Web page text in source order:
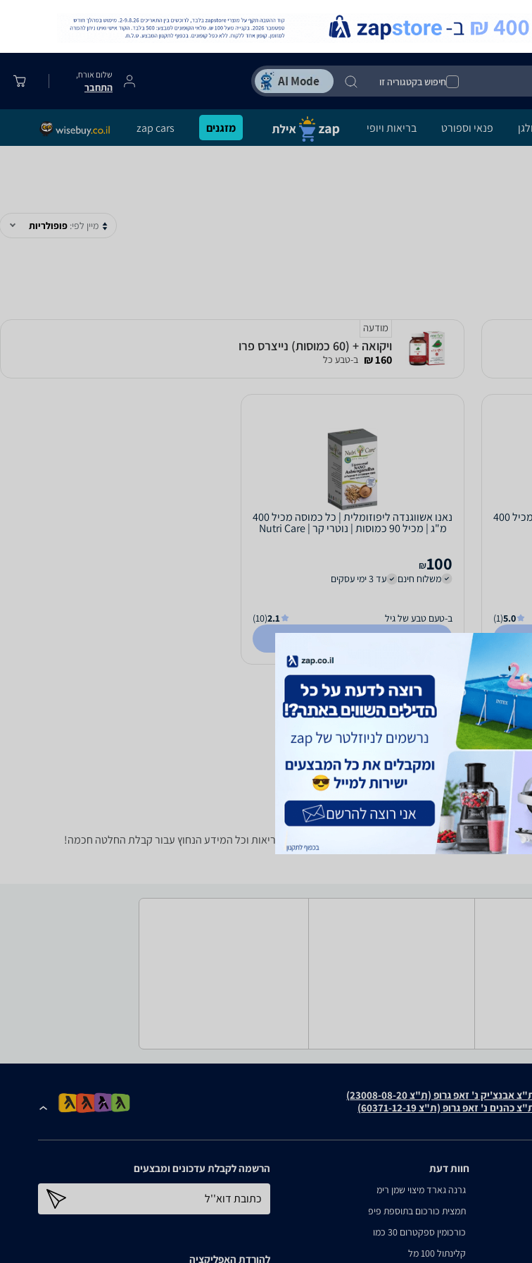
חיפוש בקטגוריה זו
שלום אורח,
התחבר
פנאי וספורט בריאות ויופי מזגנים zap cars
מיין לפי: פופולריות
מודעה
ויקואה + (60 כמוסות) נייצרס פרו
160 ₪ ב-טבע כל
נאנו אשווגנדה ליפוזומלית | כל כמוסה מכיל 400
5.0
(1)
נאנו אשווגנדה ליפוזומלית | כל כמוסה מכיל 400
מ"ג | מכיל 90 כמוסות | נוטרי קר | Nutri Care
100
₪
משלוח חינם
עד 3 ימי עסקים
ב-טעם טבע של גיל 2.1
(10)
תזונה ותרופות ללא מרשם
נ' זאפ גרופ (ת"צ 23008-08-20)
נ' זאפ גרופ (ת"צ 60371-12-19)
חוות דעת
גרנה גארד מיצוי שמן רימ
תמצית כורכום בתוספת פיפ
כורכומין ספקטרום 30 כמו
קלינתול 100 מל
הרשמה לקבלת עדכונים ומבצעים
כתובת דוא''ל
להורדת האפליקציה